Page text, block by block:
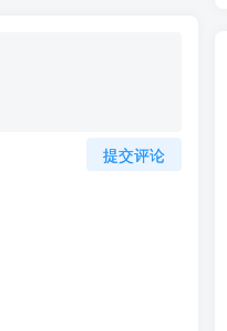
提交评论